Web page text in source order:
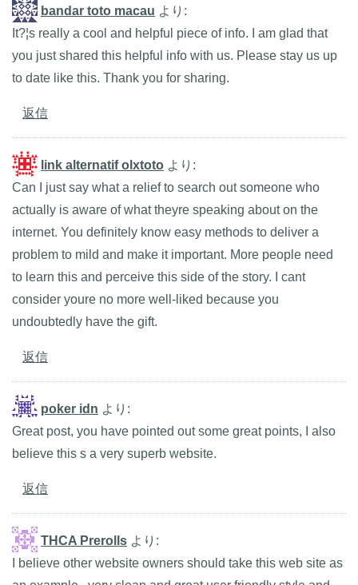
bandar toto macau より:
It?¦s really a cool and helpful piece of info. I am glad that
you just shared this helpful info with us. Please stay us up
to date like this. Thank you for sharing.
返信
link alternatif olxtoto より:
Can I just say what a relief to search out someone who
actually is aware of what theyre speaking about on the
internet. You definitely know easy methods to deliver a
problem to mild and make it important. More people need
to learn this and perceive this side of the story. I cant
consider youre no more well-liked because you
undoubtedly have the gift.
返信
poker idn より:
Great post, you have pointed out some great points, I also
believe this s a very superb website.
返信
THCA Prerolls より:
I believe other website owners should take this web site as